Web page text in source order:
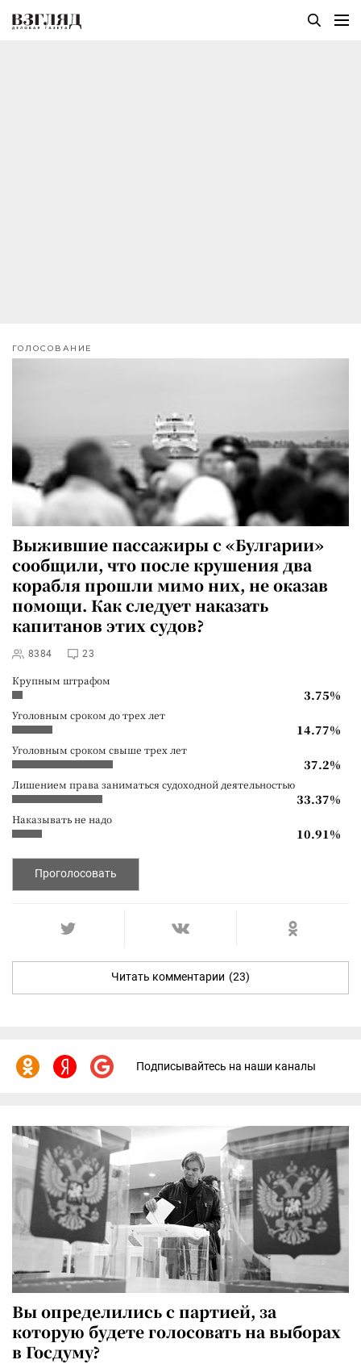
ГОЛОСОВАНИЕ
Выжившие пассажиры с «Булгарии»
сообщили, что после крушения два
корабля прошли мимо них, не оказав
помощи. Как следует наказать
капитанов этих судов?
8384 23
Крупным штрафом
3.75%
Уголовным сроком до трех лет
14.77%
Уголовным сроком свыше трех лет
37.2%
Лишением права заниматься судоходной деятельностью
33.37%
Наказывать не надо
10.91%
Проголосовать
Читать комментарии (23)
Подписывайтесь на наши каналы
Вы определились с партией, за
которую будете голосовать на выборах
в Госдуму?